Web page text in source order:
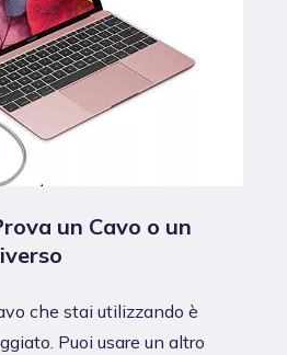
un Cavo o un
che stai utilizzando è
Puoi usare un altro